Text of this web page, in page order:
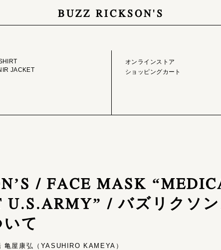
BUZZ RICKSON'S
ONLINE STORE
JACKET
オンラインストア
ショッピングカート
/ FACE MASK
U.S.ARMY” / バズリクソ
て
屋康弘（YASUHIRO KAMEYA）